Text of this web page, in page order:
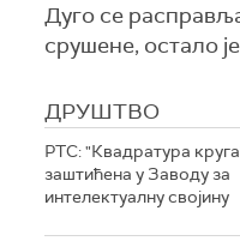
Дуго се
срушене, остало
ДРУШТВО
РТС: "Квадратура
заштићена у Заводу за
интелектуалну својину